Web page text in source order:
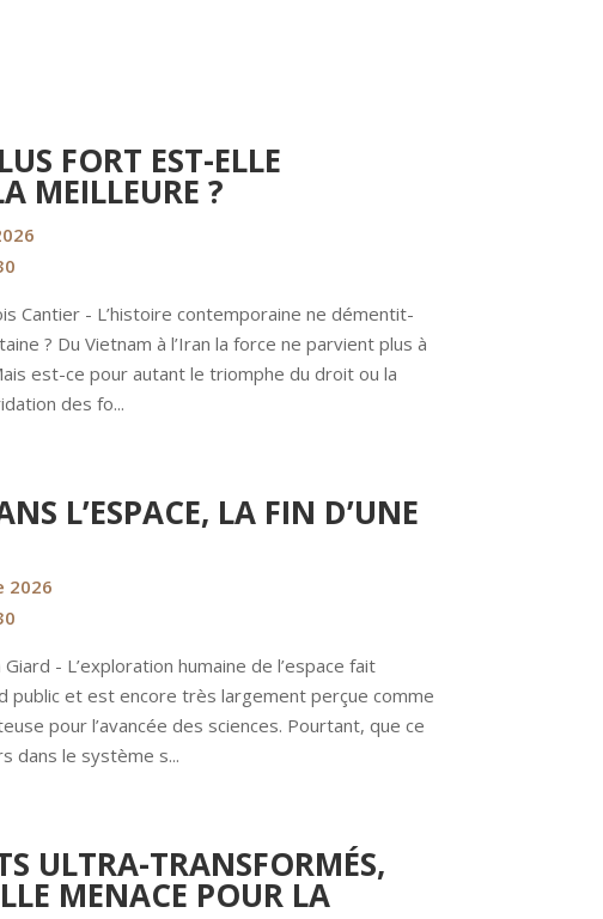
FORT EST-ELLE
MEILLEURE ?
Cantier - L’histoire contemporaine ne démentit-
? Du Vietnam à l’Iran la force ne parvient plus à
est-ce pour autant le triomphe du droit ou la
des fo...
L’ESPACE, LA FIN D’UNE
2026
- L’exploration humaine de l’espace fait
public et est encore très largement perçue comme
pour l’avancée des sciences. Pourtant, que ce
dans le système s...
ULTRA-TRANSFORMÉS,
MENACE POUR LA